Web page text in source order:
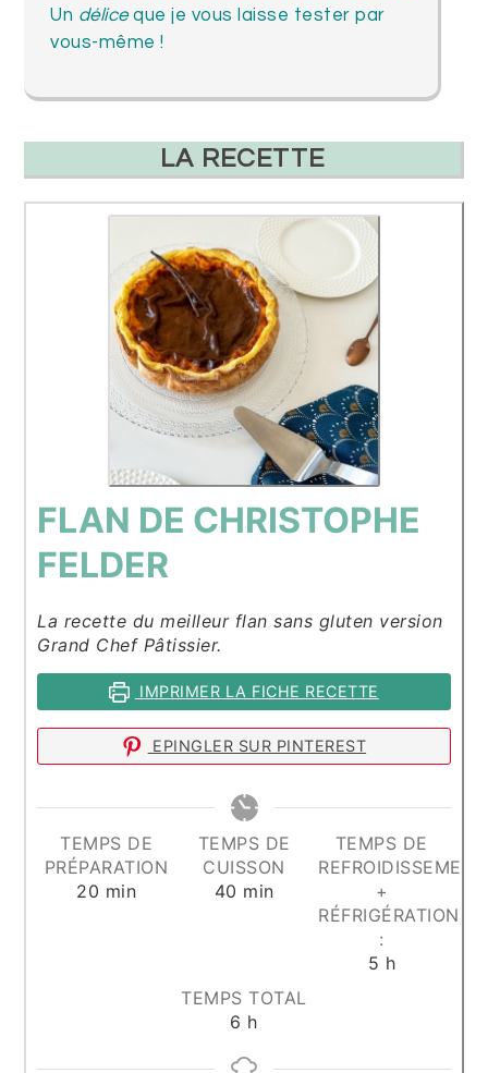
Un déliceque je vous laisse tester par
vous-même !
LA RECETTE
FLAN DE CHRISTOPHE
FELDER
La recette du meilleur flan sans gluten version
Grand Chef Pâtissier.
IMPRIMER LA FICHE RECETTE
EPINGLER SUR PINTEREST
TEMPS DE
PRÉPARATION
20 minutes
min
TEMPS DE
CUISSON
40 minutes
min
TEMPS DE
REFROIDISSEMENT
+
RÉFRIGÉRATION
:
5 heures
h
TEMPS TOTAL
6 heures
h